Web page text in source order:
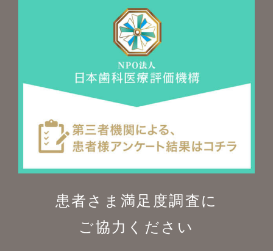
患者さま満足度調査に
ご協力ください